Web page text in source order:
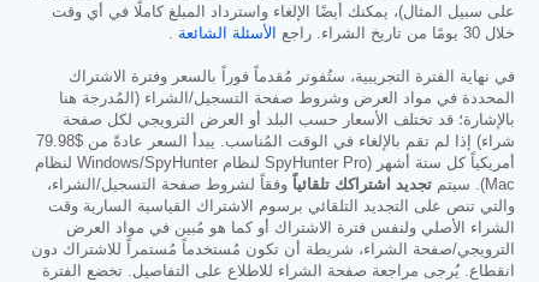
على سبيل المثال)، يمكنك أيضًا الإلغاء واسترداد المبلغ كاملًا في أي وقت
خلال 30 يومًا من تاريخ الشراء. راجع
الأسئلة الشائعة
في نهاية الفترة التجريبية، ستُفوتر مُقدماً فوراً بالسعر وفترة الاشتراك
المحددة في مواد العرض وشروط صفحة التسجيل/الشراء (المُدرجة هنا
بالإشارة؛ قد تختلف الأسعار حسب البلد أو العرض الترويجي لكل صفحة
شراء) إذا لم تقم بالإلغاء في الوقت المُناسب. يبدأ السعر عادةً من $79.98
أمريكياً كل ستة أشهر (SpyHunter Pro لنظام Windows/SpyHunter لنظام
Mac). سيتم
تجديد اشتراكك تلقائياً وفقاً لشروط صفحة التسجيل/الشراء،
والتي تنص على التجديد التلقائي برسوم الاشتراك القياسية السارية وقت
الشراء الأصلي ولنفس فترة الاشتراك أو كما هو مُبين في مواد العرض
الترويجي/صفحة الشراء، شريطة أن تكون مُستخدماً مُستمراً للاشتراك دون
انقطاع. يُرجى مراجعة صفحة الشراء للاطلاع على التفاصيل. تخضع الفترة